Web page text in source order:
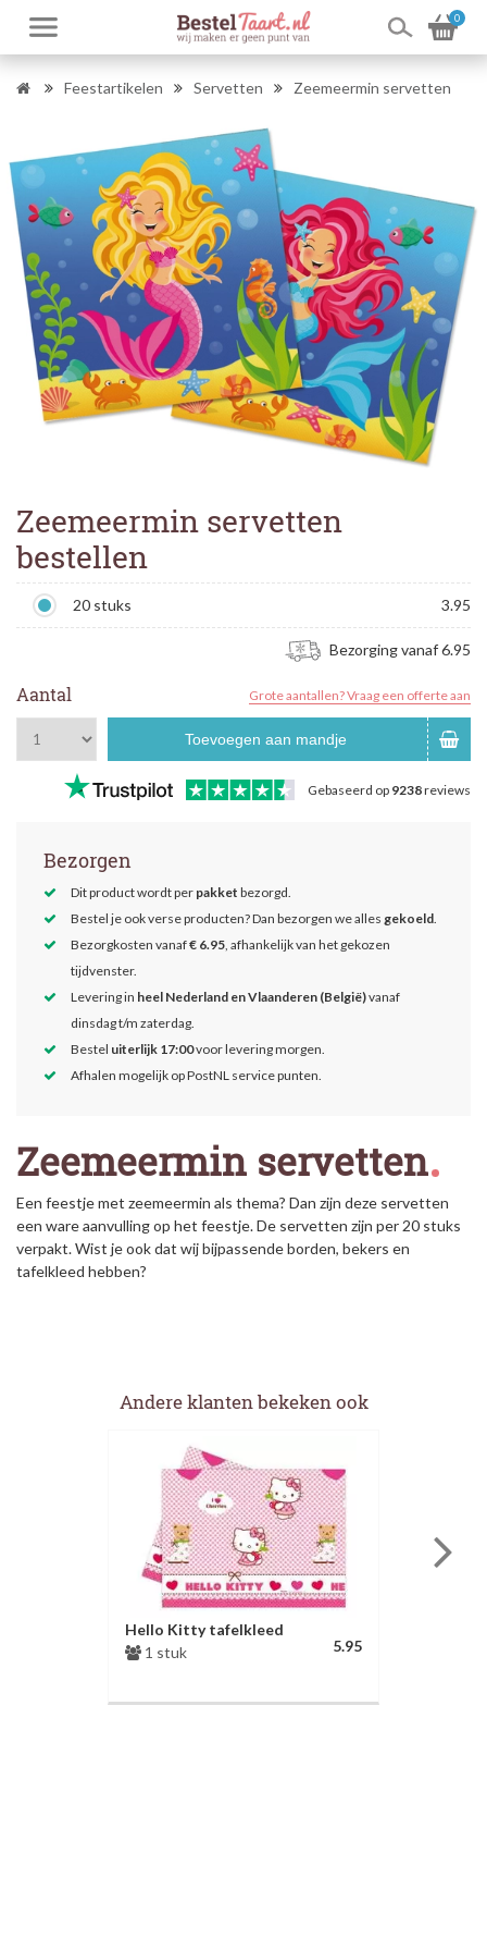
0
Feestartikelen Servetten Zeemeermin servetten
Zeemeermin servetten
bestellen
20 stuks 3.95
Bezorging vanaf 6.95
Aantal Grote aantallen? Vraag een offerte aan
Toevoegen aan mandje
Gebaseerd op 9238reviews
Bezorgen
Dit product wordt per pakket bezorgd.
Bestel je ook verse producten? Dan bezorgen we alles gekoeld.
Bezorgkosten vanaf€ 6.95, afhankelijk van het gekozen
tijdvenster.
Levering in heel Nederland en Vlaanderen (België)vanaf
dinsdag t/m zaterdag.
Bestel uiterlijk 17:00voor levering morgen.
Afhalen mogelijk op PostNL service punten.
Zeemeermin servetten
Een feestje met zeemeermin als thema? Dan zijn deze servetten
een ware aanvulling op het feestje. De servetten zijn per 20 stuks
verpakt. Wist je ook dat wij bijpassende borden, bekers en
tafelkleed hebben?
Andere klanten bekeken ook
Hello Kitty tafelkleed
1 stuk
5.95